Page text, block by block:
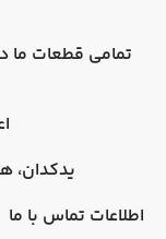
تمامی قطعات ما
یدکدان،
اطلاعات تماس با ما